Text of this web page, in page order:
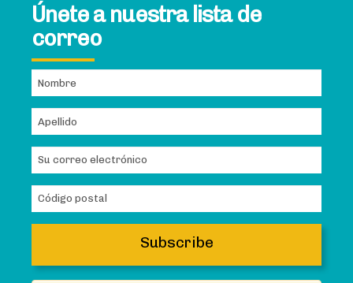
Únete a nuestra lista de
correo